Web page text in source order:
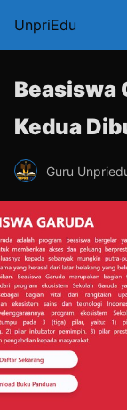
UnpriEdu
Beasiswa
Kedua
Guru